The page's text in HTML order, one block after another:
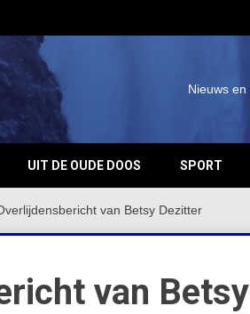
Nieuws
UIT DE OUDE DOOS SPORT
van Betsy Dezitter
van